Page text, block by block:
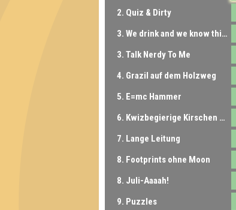
2. Quiz & Dirty
3. We drink and we know things
3. Talk Nerdy To Me
4. Grazil auf dem Holzweg
5. E=mc Hammer
6. Kwizbegierige Kirschen & Kunden
7. Lange Leitung
8. Footprints ohne Moon
8. Juli-Aaaah!
9. Puzzles